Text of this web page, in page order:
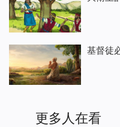
基督徒
更多人在看